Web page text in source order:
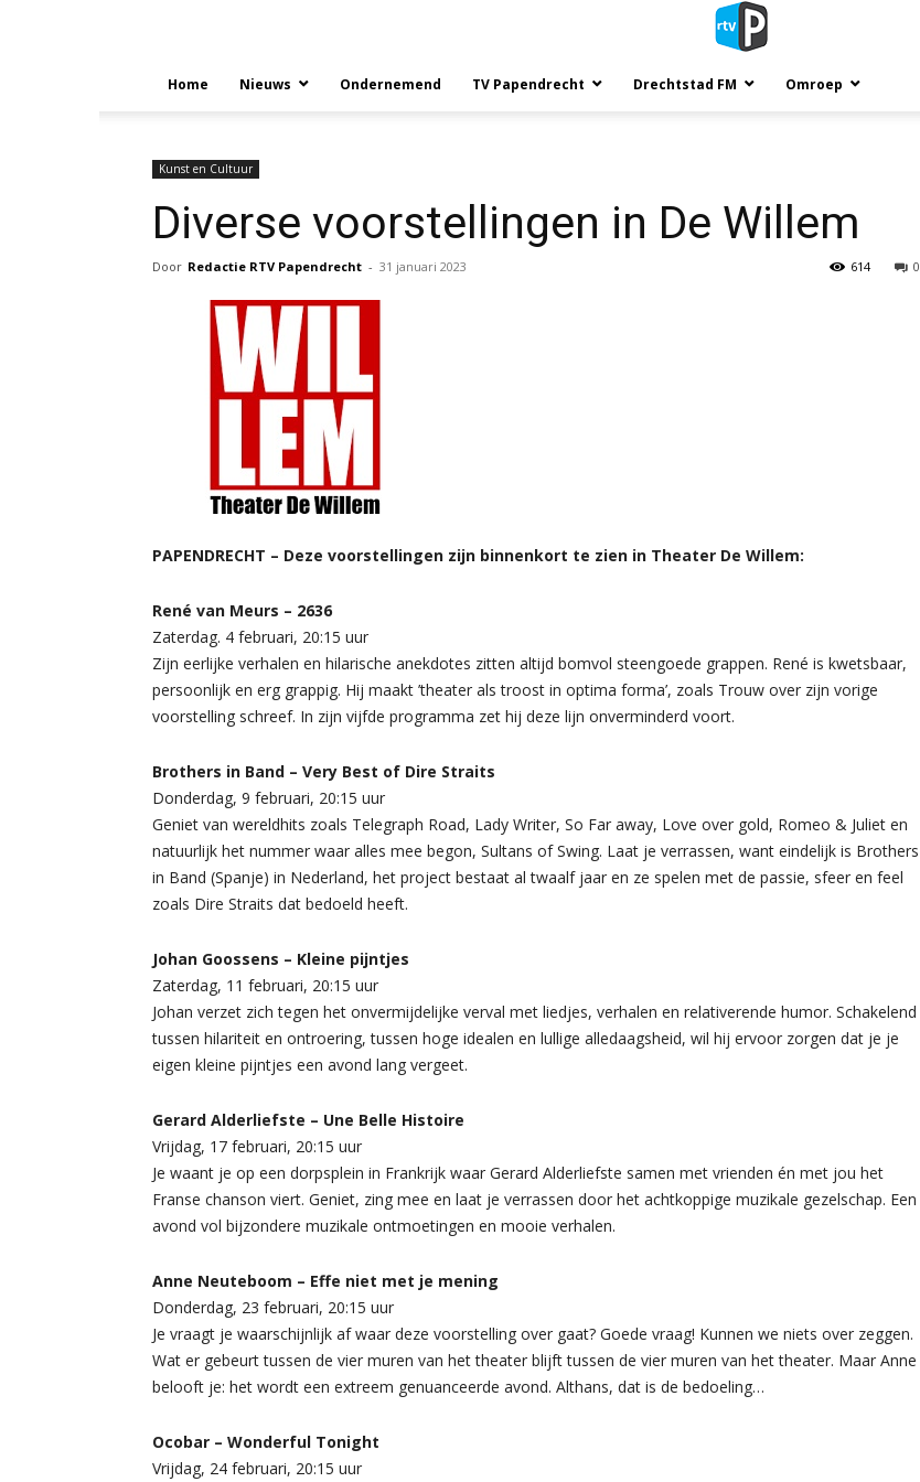
Home Nieuws Ondernemend TV Papendrecht Drechtstad FM Omroep
Kunst en Cultuur
Diverse voorstellingen in De Willem
Door Redactie RTV Papendrecht - 31 januari 2023 0
614
PAPENDRECHT – Deze voorstellingen zijn binnenkort te zien in Theater De Willem:
René van Meurs – 2636
Zaterdag. 4 februari, 20:15 uur
Zijn eerlijke verhalen en hilarische anekdotes zitten altijd bomvol steengoede grappen. René is kwetsbaar,
persoonlijk en erg grappig. Hij maakt ’theater als troost in optima forma’, zoals Trouw over zijn vorige
voorstelling schreef. In zijn vijfde programma zet hij deze lijn onverminderd voort.
Brothers in Band – Very Best of Dire Straits
Donderdag, 9 februari, 20:15 uur
Geniet van wereldhits zoals Telegraph Road, Lady Writer, So Far away, Love over gold, Romeo & Juliet en
natuurlijk het nummer waar alles mee begon, Sultans of Swing. Laat je verrassen, want eindelijk is Brothers
in Band (Spanje) in Nederland, het project bestaat al twaalf jaar en ze spelen met de passie, sfeer en feel
zoals Dire Straits dat bedoeld heeft.
Johan Goossens – Kleine pijntjes
Zaterdag, 11 februari, 20:15 uur
Johan verzet zich tegen het onvermijdelijke verval met liedjes, verhalen en relativerende humor. Schakelend
tussen hilariteit en ontroering, tussen hoge idealen en lullige alledaagsheid, wil hij ervoor zorgen dat je je
eigen kleine pijntjes een avond lang vergeet.
Gerard Alderliefste – Une Belle Histoire
Vrijdag, 17 februari, 20:15 uur
Je waant je op een dorpsplein in Frankrijk waar Gerard Alderliefste samen met vrienden én met jou het
Franse chanson viert. Geniet, zing mee en laat je verrassen door het achtkoppige muzikale gezelschap. Een
avond vol bijzondere muzikale ontmoetingen en mooie verhalen.
Anne Neuteboom – Effe niet met je mening
Donderdag, 23 februari, 20:15 uur
Je vraagt je waarschijnlijk af waar deze voorstelling over gaat? Goede vraag! Kunnen we niets over zeggen.
Wat er gebeurt tussen de vier muren van het theater blijft tussen de vier muren van het theater. Maar Anne
belooft je: het wordt een extreem genuanceerde avond. Althans, dat is de bedoeling…
Ocobar – Wonderful Tonight
Vrijdag, 24 februari, 20:15 uur